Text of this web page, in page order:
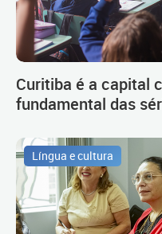
Curitiba é a capital
fundamental das
Língua e cultura